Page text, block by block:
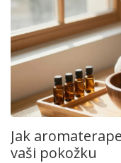
Jak
vaši pokožku